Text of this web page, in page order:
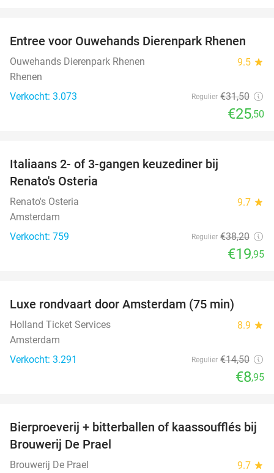
19%
Entree voor Ouwehands Dierenpark Rhenen
Ouwehands Dierenpark Rhenen 9.5 star
Rhenen
Verkocht: 3.073
Regulier €31,50
€25,50
Italiaans 2- of 3-gangen keuzediner bij
Renato's Osteria
Renato's Osteria 9.7 star
Amsterdam
Verkocht: 759
Regulier €38,20
€19,95
Luxe rondvaart door Amsterdam (75 min)
Holland Ticket Services 8.9 star
Amsterdam
Verkocht: 3.291
Regulier €14,50
€8,95
40%
Bierproeverij + bitterballen of kaassoufflés bij
Brouwerij De Prael
Brouwerij De Prael 9.7 star